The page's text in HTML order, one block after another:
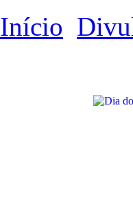
Início